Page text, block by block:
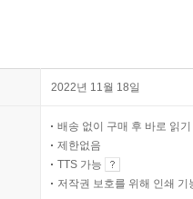
2022년 11월 18일
배송 없이 구매 후 바로 읽기
제한없음
TTS 가능
저작권 보호를 위해 인쇄 기